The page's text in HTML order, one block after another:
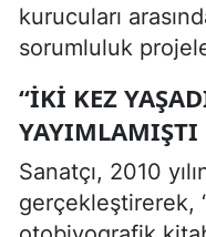
kurucuları
sorumluluk
“İKI KEZ
YAYIMLAMIŞTI
Sanatçı, 2010
gerçekleştirerek,